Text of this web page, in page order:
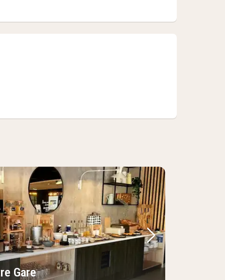
Volgende foto
Gare